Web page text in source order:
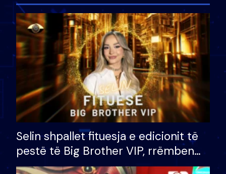
Selin shpallet fituesja e edicionit të
pestë të Big Brother VIP, rrëmben
çmimin e madh prej 100 mijë eurosh